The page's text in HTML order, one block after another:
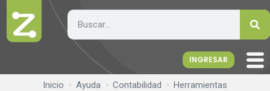
INGRESAR
Inicio Ayuda Contabilidad
Herramientas